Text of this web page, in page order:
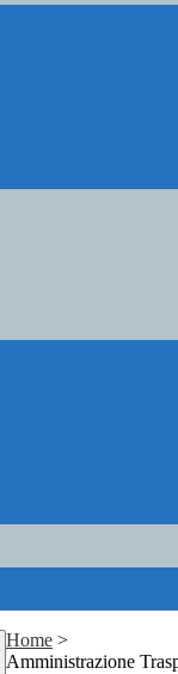
Home >
Amministrazione